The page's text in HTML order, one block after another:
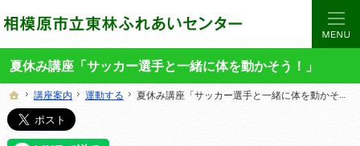
夏休み講座「サッカー選手と一緒に体を動かそう！」
ホーム
講座案内 運動する 夏休み講座「サッカー選手と一緒に体を動かそう！」
ホーム
講座案内 運動する 夏休み講座「サッカー選手と一緒に体を動かそう！」